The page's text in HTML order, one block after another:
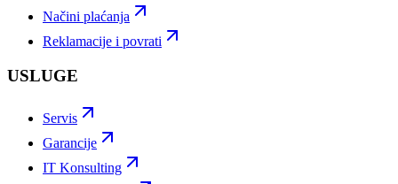
Načini plaćanja
Reklamacije i povrati
USLUGE
Servis
Garancije
IT Konsulting